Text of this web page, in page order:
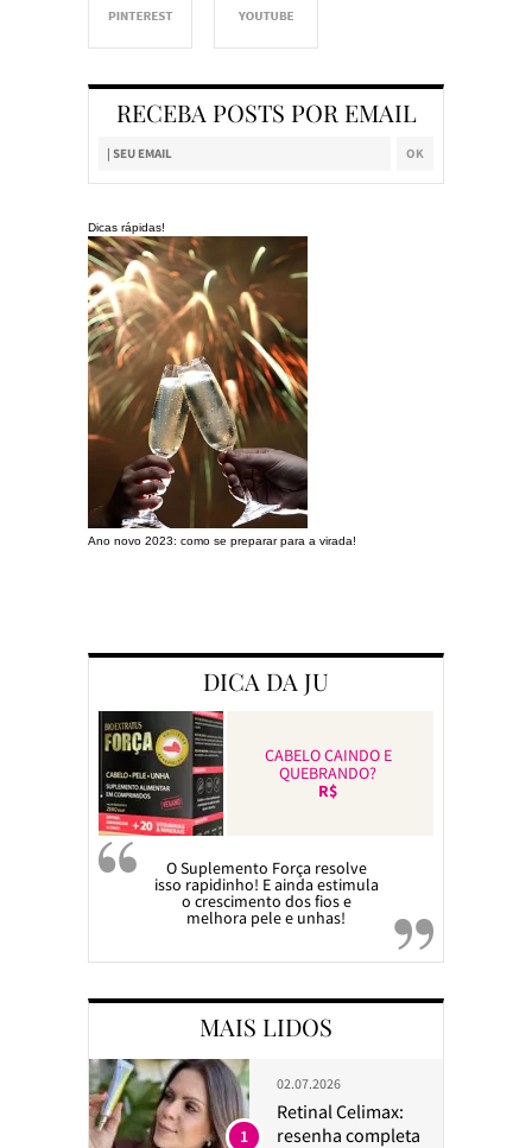
RECEBA POSTS POR EMAIL
Dicas rápidas!
Ano novo 2023: como se preparar para a virada!
DICA DA JU
CABELO CAINDO E
QUEBRANDO?
R$
O Suplemento Força resolve
isso rapidinho! E ainda estimula
o crescimento dos fios e
melhora pele e unhas!
MAIS LIDOS
02.07.2026
Retinal Celimax:
resenha completa
1